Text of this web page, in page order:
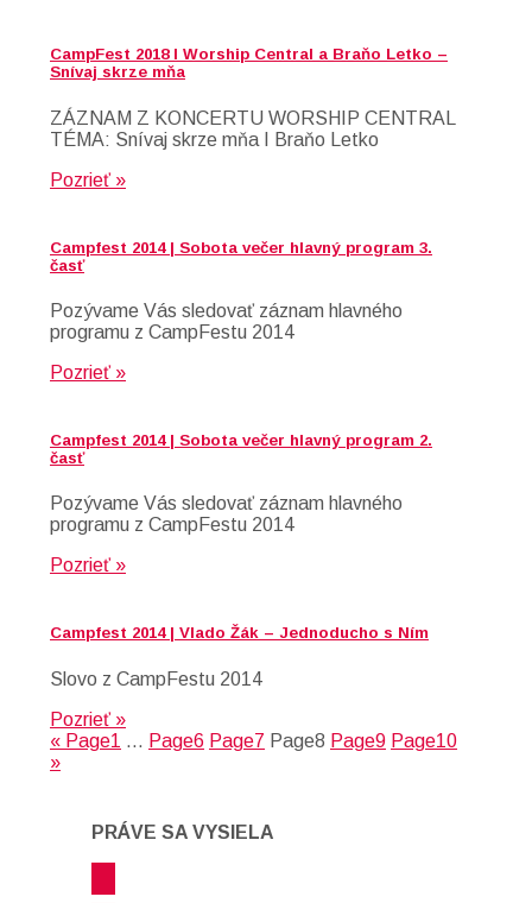
CampFest 2018 I Worship Central a Braňo Letko –
Snívaj skrze mňa
ZÁZNAM Z KONCERTU WORSHIP CENTRAL
TÉMA: Snívaj skrze mňa I Braňo Letko
Pozrieť »
Campfest 2014 | Sobota večer hlavný program 3.
časť
Pozývame Vás sledovať záznam hlavného
programu z CampFestu 2014
Pozrieť »
Campfest 2014 | Sobota večer hlavný program 2.
časť
Pozývame Vás sledovať záznam hlavného
programu z CampFestu 2014
Pozrieť »
Campfest 2014 | Vlado Žák – Jednoducho s Ním
Slovo z CampFestu 2014
Pozrieť »
« Page1 … Page6 Page7 Page8 Page9 Page10
»
PRÁVE SA VYSIELA